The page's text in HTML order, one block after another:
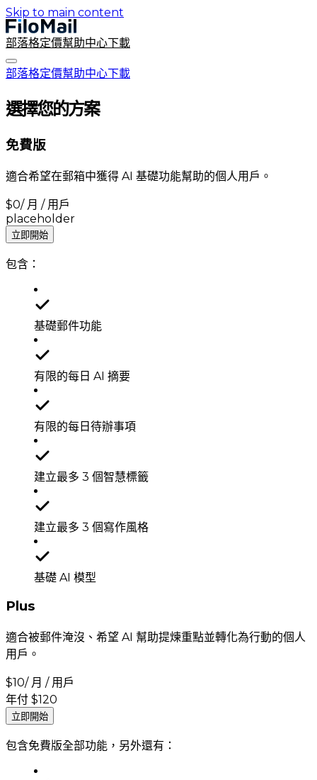
Skip to main content
部落格定價幫助中心下載
部落格定價幫助中心下載
選擇您的方案
免費版
適合希望在郵箱中獲得 AI 基礎功能幫助的個人用戶。
$0/ 月 / 用戶
placeholder
立即開始
包含：
基礎郵件功能
有限的每日 AI 摘要
有限的每日待辦事項
建立最多 3 個智慧標籤
建立最多 3 個寫作風格
基礎 AI 模型
Plus
適合被郵件淹沒、希望 AI 幫助提煉重點並轉化為行動的個人
用戶。
$10/ 月 / 用戶
年付 $120
立即開始
包含免費版全部功能，另外還有：